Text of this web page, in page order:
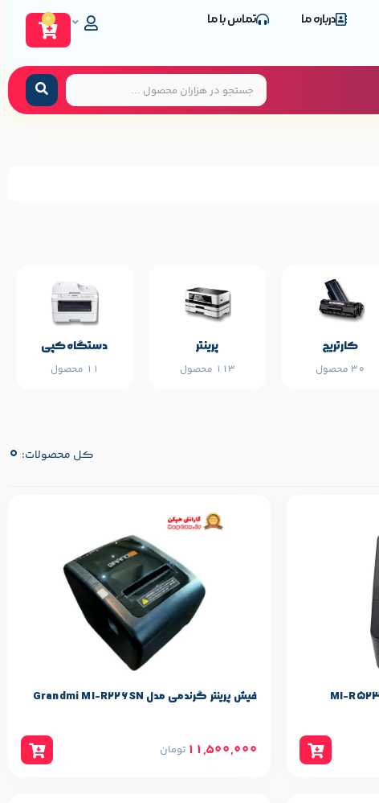
درباره ما تماس با ما 0
کارتریج
30 محصول
پرینتر
113 محصول
دستگاه کپی
11 محصول
کل محصولات: 0
فیش پرینتر گرندمی مدل Grandmi MI-R226SN
11,500,000 تومان
مشخصات پایه محصول